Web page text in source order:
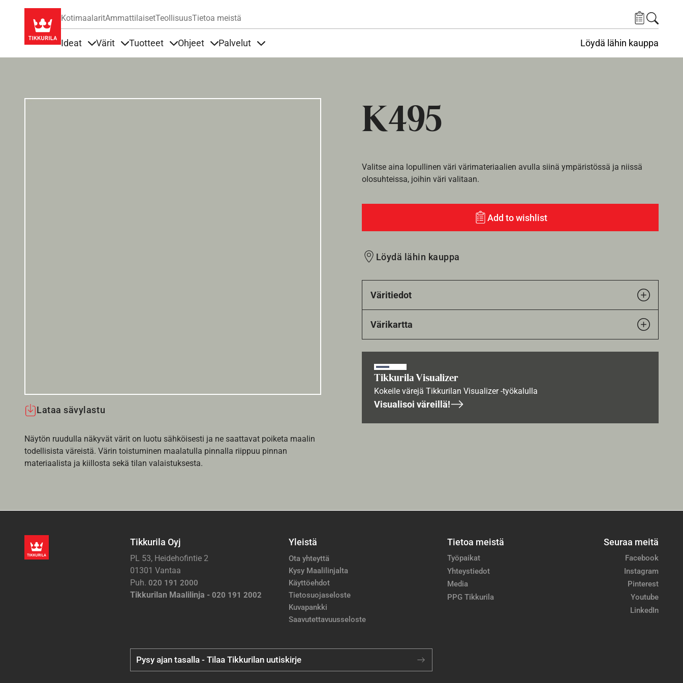
KotimaalaritAmmattilaisetTeollisuusTietoa meistä
Ideat Värit Tuotteet Ohjeet Palvelut Löydä lähin kauppa
K495
Lataa sävylastu
Näytön ruudulla näkyvät värit on luotu sähköisesti ja ne saattavat poiketa maalin
todellisista väreistä. Värin toistuminen maalatulla pinnalla riippuu pinnan
materiaalista ja kiillosta sekä tilan valaistuksesta.
Valitse aina lopullinen väri värimateriaalien avulla siinä ympäristössä ja niissä
olosuhteissa, joihin väri valitaan.
Add to wishlist
Löydä lähin kauppa
Väritiedot
Värikartta
Tikkurila Visualizer
Kokeile värejä Tikkurilan Visualizer -työkalulla
Visualisoi väreillä!
Tikkurila Oyj
PL 53, Heidehofintie 2
01301 Vantaa
Puh. 020 191 2000
Tikkurilan Maalilinja - 020 191 2002
Yleistä
Ota yhteyttä
Kysy Maalilinjalta
Käyttöehdot
Tietosuojaseloste
Kuvapankki
Saavutettavuusseloste
Tietoa meistä
Työpaikat
Yhteystiedot
Media
PPG Tikkurila
Seuraa meitä
Facebook
Instagram
Pinterest
Youtube
LinkedIn
Pysy ajan tasalla - Tilaa Tikkurilan uutiskirje